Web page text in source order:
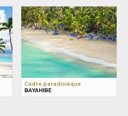
Cadre paradisiaque
BAYAHIBE